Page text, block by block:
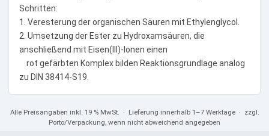
Schritten:
1. Veresterung der organischen Säuren mit Ethylenglycol.
2. Umsetzung der Ester zu Hydroxamsäuren, die
anschließend mit Eisen(III)-Ionen einen
rot gefärbten Komplex bilden Reaktionsgrundlage analog
zu DIN 38414-S19.
Alle Preisangaben inkl. 19 % MwSt.
· Lieferung innerhalb 1–7 Werktage · zzgl.
Porto/Verpackung, wenn nicht abweichend angegeben